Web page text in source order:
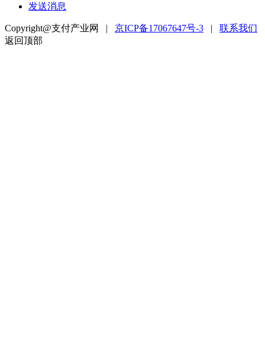
发送消息
Copyright@支付产业网 | 京ICP备17067647号-3 | 联系我们
返回顶部